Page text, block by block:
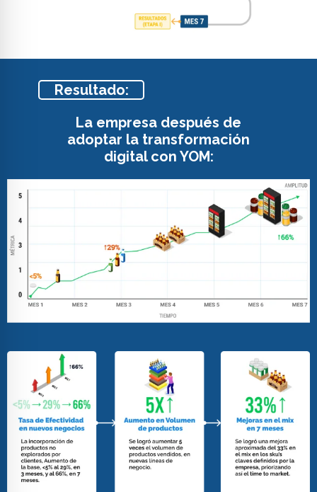
Resultado:
La empresa después de
adoptar la transformación
digital con YOM: